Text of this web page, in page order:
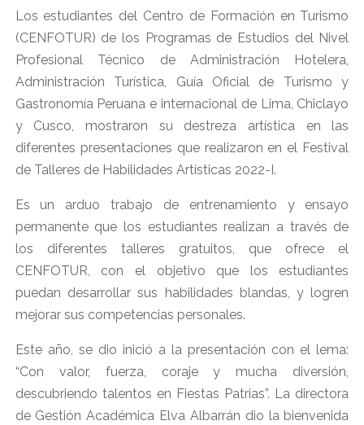
Los estudiantes del Centro de Formación en Turismo
(CENFOTUR) de los Programas de Estudios del Nivel
Profesional Técnico de Administración Hotelera,
Administración Turística, Guía Oficial de Turismo y
Gastronomía Peruana e internacional de Lima, Chiclayo
y Cusco, mostraron su destreza artística en las
diferentes presentaciones que realizaron en el Festival
de Talleres de Habilidades Artísticas 2022-I.
Es un arduo trabajo de entrenamiento y ensayo
permanente que los estudiantes realizan a través de
los diferentes talleres gratuitos, que ofrece el
CENFOTUR, con el objetivo que los estudiantes
puedan desarrollar sus habilidades blandas, y logren
mejorar sus competencias personales.
Este año, se dio inició a la presentación con el lema:
“Con valor, fuerza, coraje y mucha diversión,
descubriendo talentos en Fiestas Patrias”. La directora
de Gestión Académica Elva Albarrán dio la bienvenida